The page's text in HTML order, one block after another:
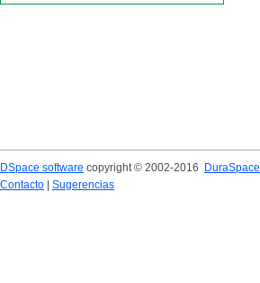
DSpace software copyright © 2002-2016
DuraSpace
Contacto
Sugerencias